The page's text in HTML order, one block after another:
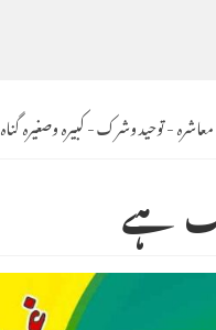
-توحید وشرک-کبیرہ وصغیرہ گناہ
ہے